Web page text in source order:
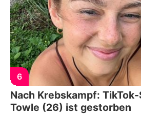
6
Nach Krebskampf:
Towle (26) ist gestorben